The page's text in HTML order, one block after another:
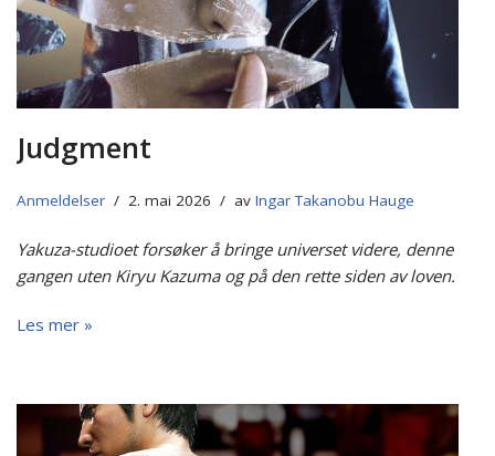
Judgment
Anmeldelser 2. mai 2026 av Ingar Takanobu Hauge
Yakuza-studioet forsøker å bringe universet videre, denne
gangen uten Kiryu Kazuma og på den rette siden av loven.
Les mer »